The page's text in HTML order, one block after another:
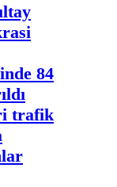
84
trafik